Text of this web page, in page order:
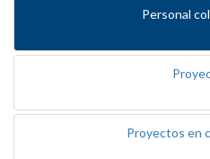
Personal
Proyectos en